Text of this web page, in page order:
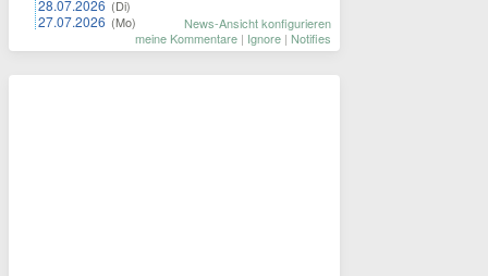
28.07.2026 (Di)
27.07.2026 (Mo)
News-Ansicht konfigurieren
meine Kommentare | Ignore | Notifies